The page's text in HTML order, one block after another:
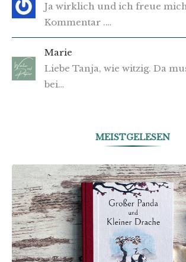
Ja wirklich und ich freue
Kommentar .…
Marie
Liebe Tanja, wie witzig. Da
bei…
MEISTGELESEN